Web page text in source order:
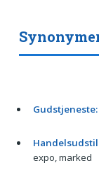
Gudstjeneste:
expo, marked